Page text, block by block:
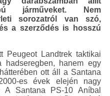
járműveket. Nem
sorozatról van szó,
a szerződés is hosszú
Peugeot Landtrek taktikai
hanem egy
ott áll a Santana
es évek elején nagy
A Santana PS-10 Aníbal